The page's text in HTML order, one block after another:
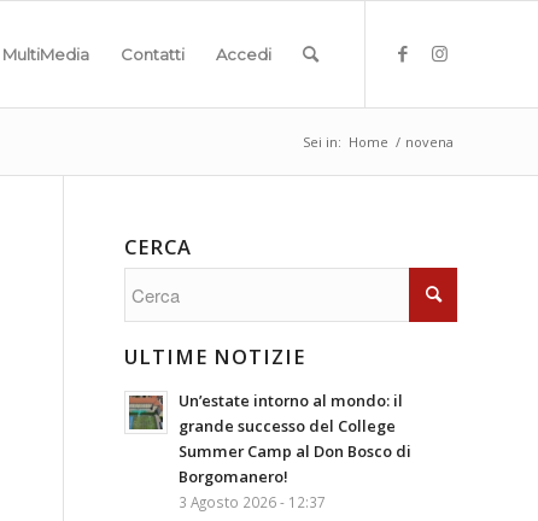
MultiMedia Contatti Accedi
Sei in: Home / novena
CERCA
ULTIME NOTIZIE
Un’estate intorno al mondo: il
grande successo del College
Summer Camp al Don Bosco di
Borgomanero!
3 Agosto 2026 - 12:37